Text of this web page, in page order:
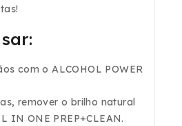
com oALCOHOL POWER
remover o brilho natural
IN ONE PREP+CLEAN.